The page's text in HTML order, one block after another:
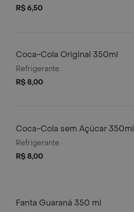
R$ 6,50
Coca-Cola Original 350ml
Refrigerante.
R$ 8,00
Coca-Cola sem Açúcar 350ml
Refrigerante.
R$ 8,00
Fanta Guaraná 350 ml